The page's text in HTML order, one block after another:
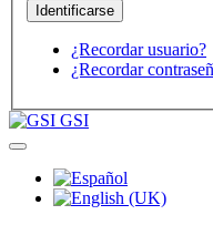
¿Recordar usuario?
¿Recordar
GSI